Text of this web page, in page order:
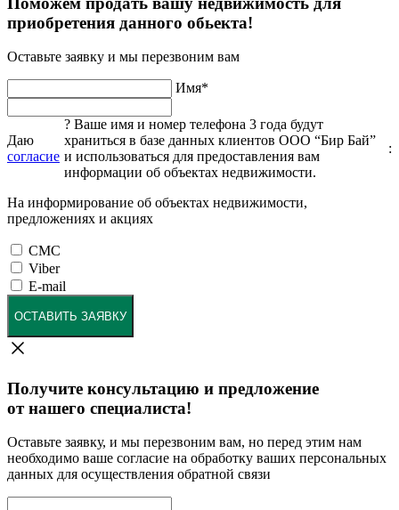
приобретения данного обьекта!
Оставьте заявку и мы перезвоним вам
Имя*
Даю
согласие
? Ваше имя и номер телефона 3 года будут
храниться в базе данных клиентов ООО “Бир Бай”
и использоваться для предоставления вам
информации об объектах недвижимости.
:
На информирование об объектах недвижимости,
предложениях и акциях
СМС
Viber
E-mail
ОСТАВИТЬ ЗАЯВКУ
Получите консультацию и предложение
от нашего специалиста!
Оставьте заявку, и мы перезвоним вам, но перед этим нам
необходимо ваше согласие на обработку ваших персональных
данных для осуществления обратной связи